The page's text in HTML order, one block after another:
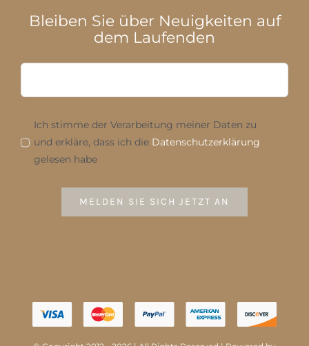
Bleiben Sie über Neuigkeiten auf
dem Laufenden
Ich stimme der Verarbeitung meiner Daten zu
und erkläre, dass ich die Datenschutzerklärung
gelesen habe
MELDEN SIE SICH JETZT AN